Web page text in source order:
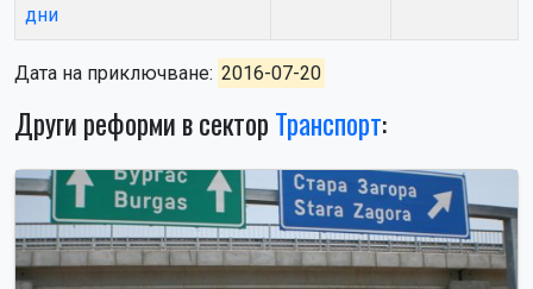
дни
Дата на приключване: 2016-07-20
Други реформи в сектор Транспорт: